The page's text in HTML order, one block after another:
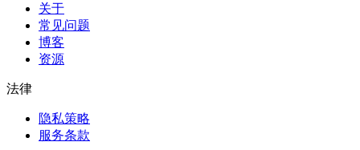
关于
常见问题
博客
资源
法律
隐私策略
服务条款